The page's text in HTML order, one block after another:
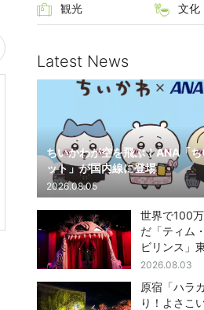
観光 文化
Latest News
ちいかわが空を飛ぶ！ANA「
ット」が国内線に登場
2026.08.05
世界で100
だ「ティム
ビリンス」
2026.08.03
原宿「ハラ
り！よさこ